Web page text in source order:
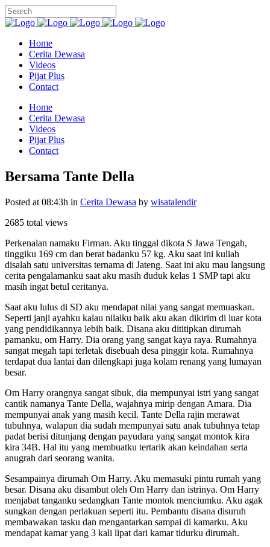
Home
Cerita Dewasa
Videos
Pijat Plus
Contact
Home
Cerita Dewasa
Videos
Pijat Plus
Contact
Bersama Tante Della
Posted at 08:43h in Cerita Dewasa by wisatalendir
2685 total views
Perkenalan namaku Firman. Aku tinggal dikota S Jawa Tengah,
tinggiku 169 cm dan berat badanku 57 kg. Aku saat ini kuliah
disalah satu universitas ternama di Jateng. Saat ini aku mau langsung
cerita pengalamanku saat aku masih duduk kelas 1 SMP tapi aku
masih ingat betul ceritanya.
Saat aku lulus di SD aku mendapat nilai yang sangat memuaskan.
Seperti janji ayahku kalau nilaiku baik aku akan dikirim di luar kota
yang pendidikannya lebih baik. Disana aku dititipkan dirumah
pamanku, om Harry. Dia orang yang sangat kaya raya. Rumahnya
sangat megah tapi terletak disebuah desa pinggir kota. Rumahnya
terdapat dua lantai dan dilengkapi juga kolam renang yang lumayan
besar.
Om Harry orangnya sangat sibuk, dia mempunyai istri yang sangat
cantik namanya Tante Della, wajahnya mirip dengan Amara. Dia
mempunyai anak yang masih kecil. Tante Della rajin merawat
tubuhnya, walapun dia sudah mempunyai satu anak tubuhnya tetap
padat berisi ditunjang dengan payudara yang sangat montok kira
kira 34B. Hal itu yang membuatku tertarik akan keindahan serta
anugrah dari seorang wanita.
Sesampainya dirumah Om Harry. Aku memasuki pintu rumah yang
besar. Disana aku disambut oleh Om Harry dan istrinya. Om Harry
menjabat tanganku sedangkan Tante montok menciumku. Aku agak
sungkan dengan perlakuan seperti itu. Pembantu disana disuruh
membawakan tasku dan mengantarkan sampai di kamarku. Aku
mendapat kamar yang 3 kali lipat dari kamar tidurku dirumah.